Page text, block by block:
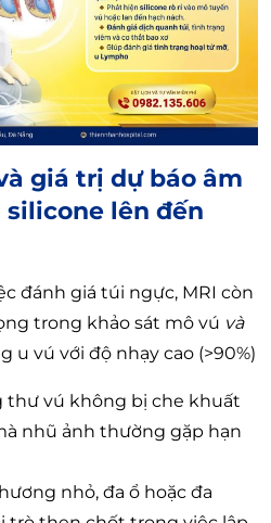
giá trị dự báo âm
lên đến
đánh giá túi ngực, MRI còn
trong khảo sát mô vú và
u vú với độ nhạy cao (>90%)
thư vú không bị che khuất
nhũ ảnh thường gặp hạn
nhỏ, đa ổ hoặc đa